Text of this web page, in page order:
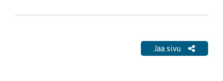
Jaa sivu